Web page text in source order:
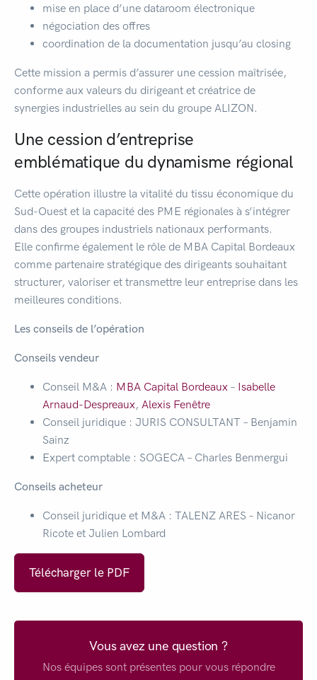
mise en place d’une dataroom électronique
négociation des offres
coordination de la documentation jusqu’au closing
Cette mission a permis d’assurer une cession maîtrisée,
conforme aux valeurs du dirigeant et créatrice de
synergies industrielles au sein du groupe ALIZON.
Une cession d’entreprise
emblématique du dynamisme régional
Cette opération illustre la vitalité du tissu économique du
Sud-Ouest et la capacité des PME régionales à s’intégrer
dans des groupes industriels nationaux performants.
Elle confirme également le rôle de MBA Capital Bordeaux
comme partenaire stratégique des dirigeants souhaitant
structurer, valoriser et transmettre leur entreprise dans les
meilleures conditions.
Les conseils de l’opération
Conseils vendeur
Conseil M&A : MBA Capital Bordeaux – Isabelle
Arnaud-Despreaux, Alexis Fenêtre
Conseil juridique : JURIS CONSULTANT – Benjamin
Sainz
Expert comptable : SOGECA – Charles Benmergui
Conseils acheteur
Conseil juridique et M&A : TALENZ ARES – Nicanor
Ricote et Julien Lombard
Télécharger le PDF
Vous avez une question ?
Nos équipes sont présentes pour vous répondre